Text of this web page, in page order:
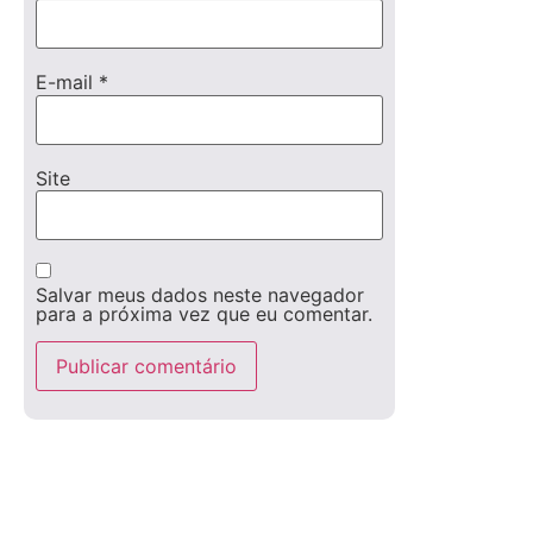
E-mail *
Site
Salvar meus dados neste navegador
para a próxima vez que eu comentar.